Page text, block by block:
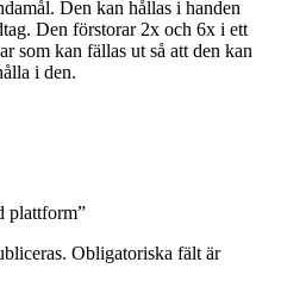
Den kan hållas i handen
Den förstorar 2x och 6x i ett
som kan fällas ut så att den kan
i den.
plattform”
Obligatoriska fält är